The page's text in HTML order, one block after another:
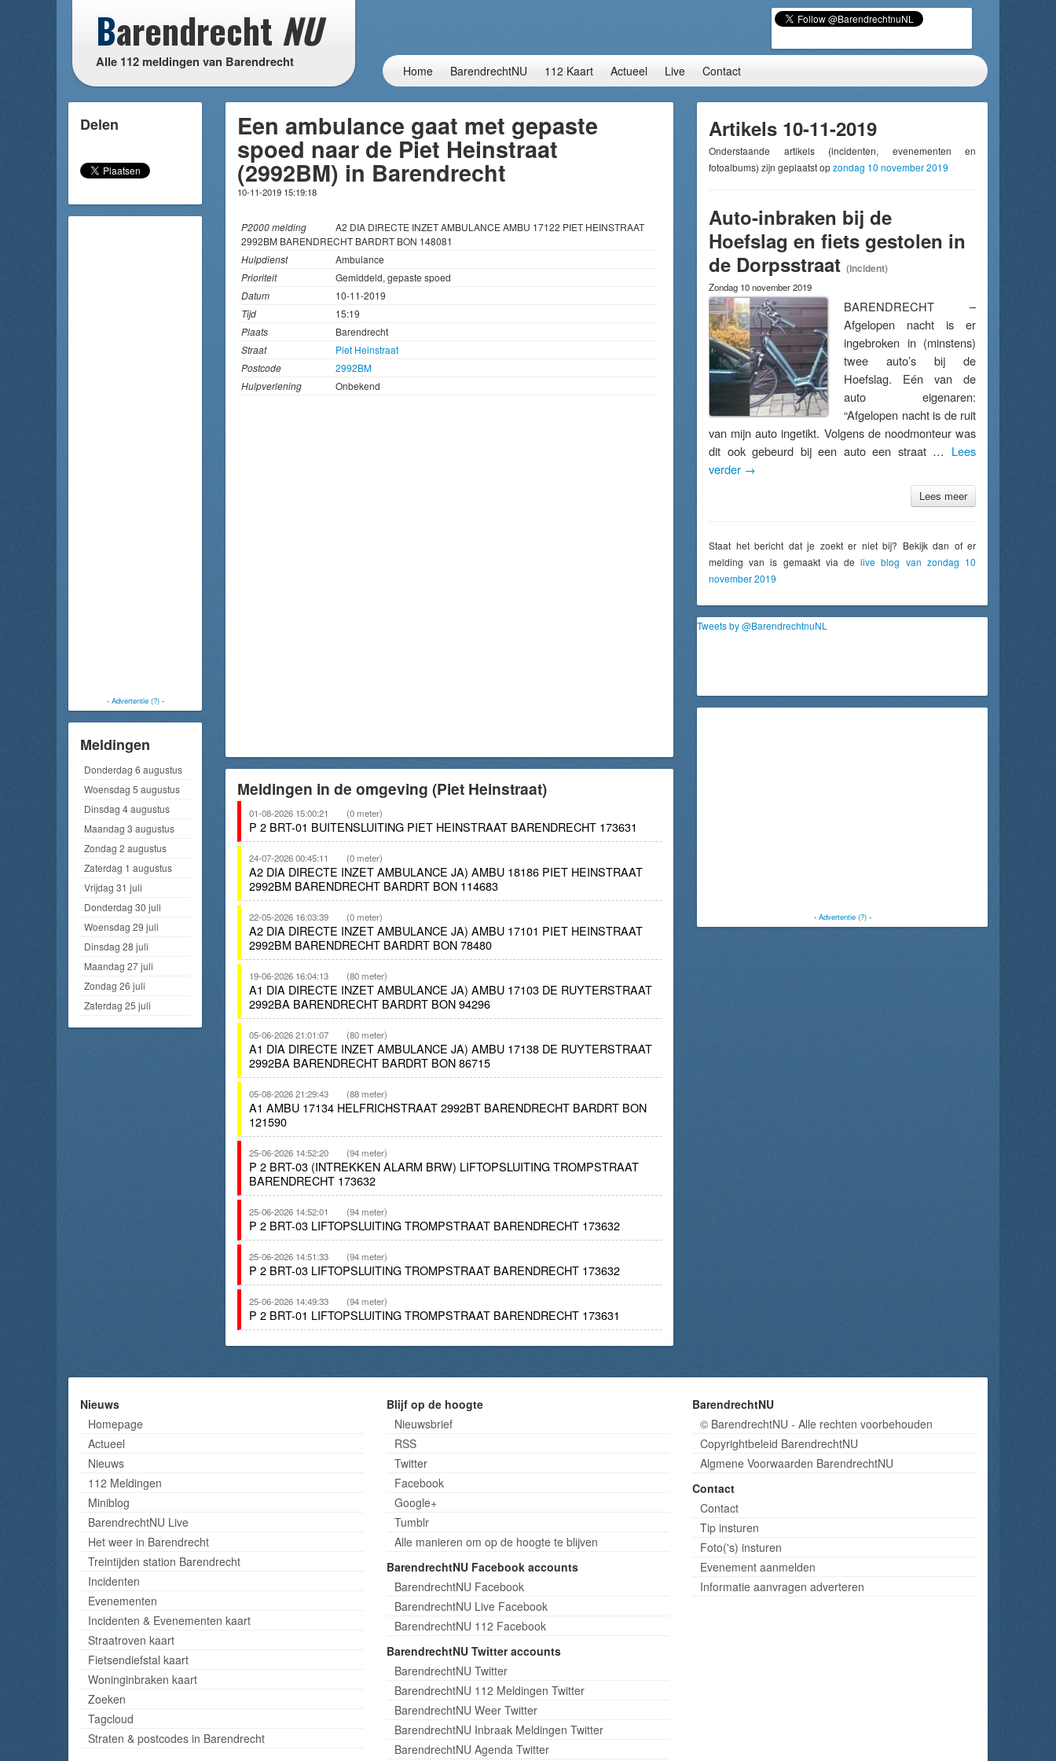
Barendrecht NU
Alle 112 meldingen van Barendrecht
Home BarendrechtNU 112 Kaart Actueel Live Contact
Delen
- Advertentie (?)-
Meldingen
Donderdag 6 augustus
Woensdag 5 augustus
Dinsdag 4 augustus
Maandag 3 augustus
Zondag 2 augustus
Zaterdag 1 augustus
Vrijdag 31 juli
Donderdag 30 juli
Woensdag 29 juli
Dinsdag 28 juli
Maandag 27 juli
Zondag 26 juli
Zaterdag 25 juli
Een ambulance gaat met gepaste
spoed naar de Piet Heinstraat
(2992BM) in Barendrecht
10-11-2019 15:19:18
P2000 melding
A2 DIA DIRECTE INZET AMBULANCE AMBU 17122 PIET HEINSTRAAT
2992BM BARENDRECHT BARDRT BON 148081
Hulpdienst
Ambulance
Prioriteit
Gemiddeld, gepaste spoed
Datum
10-11-2019
Tijd
15:19
Plaats
Barendrecht
Straat
Piet Heinstraat
Postcode
2992BM
Hulpverlening
Onbekend
Meldingen in de omgeving (Piet Heinstraat)
01-08-2026 15:00:21 (0 meter)
P 2 BRT-01 BUITENSLUITING PIET HEINSTRAAT BARENDRECHT 173631
24-07-2026 00:45:11 (0 meter)
A2 DIA DIRECTE INZET AMBULANCE JA) AMBU 18186 PIET HEINSTRAAT
2992BM BARENDRECHT BARDRT BON 114683
22-05-2026 16:03:39 (0 meter)
A2 DIA DIRECTE INZET AMBULANCE JA) AMBU 17101 PIET HEINSTRAAT
2992BM BARENDRECHT BARDRT BON 78480
19-06-2026 16:04:13 (80 meter)
A1 DIA DIRECTE INZET AMBULANCE JA) AMBU 17103 DE RUYTERSTRAAT
2992BA BARENDRECHT BARDRT BON 94296
05-06-2026 21:01:07 (80 meter)
A1 DIA DIRECTE INZET AMBULANCE JA) AMBU 17138 DE RUYTERSTRAAT
2992BA BARENDRECHT BARDRT BON 86715
05-08-2026 21:29:43 (88 meter)
A1 AMBU 17134 HELFRICHSTRAAT 2992BT BARENDRECHT BARDRT BON
121590
25-06-2026 14:52:20 (94 meter)
P 2 BRT-03 (INTREKKEN ALARM BRW) LIFTOPSLUITING TROMPSTRAAT
BARENDRECHT 173632
25-06-2026 14:52:01 (94 meter)
P 2 BRT-03 LIFTOPSLUITING TROMPSTRAAT BARENDRECHT 173632
25-06-2026 14:51:33 (94 meter)
P 2 BRT-03 LIFTOPSLUITING TROMPSTRAAT BARENDRECHT 173632
25-06-2026 14:49:33 (94 meter)
P 2 BRT-01 LIFTOPSLUITING TROMPSTRAAT BARENDRECHT 173631
Artikels 10-11-2019
Onderstaande artikels (incidenten, evenementen en
fotoalbums) zijn geplaatst opzondag 10 november 2019
Auto-inbraken bij de
Hoefslag en fiets gestolen in
de Dorpsstraat (Incident)
Zondag 10 november 2019
BARENDRECHT –
Afgelopen nacht is er
ingebroken in (minstens)
twee auto’s bij de
Hoefslag. Eén van de
auto eigenaren:
“Afgelopen nacht is de ruit
van mijn auto ingetikt. Volgens de noodmonteur was
dit ook gebeurd bij een auto een straat … Lees
verder →
Lees meer
Staat het bericht dat je zoekt er niet bij? Bekijk dan of er
melding van is gemaakt via delive blog van zondag 10
november 2019
Tweets by @BarendrechtnuNL
- Advertentie (?)-
Nieuws
Homepage
Actueel
Nieuws
112 Meldingen
Miniblog
BarendrechtNU Live
Het weer in Barendrecht
Treintijden station Barendrecht
Incidenten
Evenementen
Incidenten & Evenementen kaart
Straatroven kaart
Fietsendiefstal kaart
Woninginbraken kaart
Zoeken
Tagcloud
Straten & postcodes in Barendrecht
Blijf op de hoogte
Nieuwsbrief
RSS
Twitter
Facebook
Google+
Tumblr
Alle manieren om op de hoogte te blijven
BarendrechtNU Facebook accounts
BarendrechtNU Facebook
BarendrechtNU Live Facebook
BarendrechtNU 112 Facebook
BarendrechtNU Twitter accounts
BarendrechtNU Twitter
BarendrechtNU 112 Meldingen Twitter
BarendrechtNU Weer Twitter
BarendrechtNU Inbraak Meldingen Twitter
BarendrechtNU Agenda Twitter
BarendrechtNU
© BarendrechtNU - Alle rechten voorbehouden
Copyrightbeleid BarendrechtNU
Algmene Voorwaarden BarendrechtNU
Contact
Contact
Tip insturen
Foto('s) insturen
Evenement aanmelden
Informatie aanvragen adverteren